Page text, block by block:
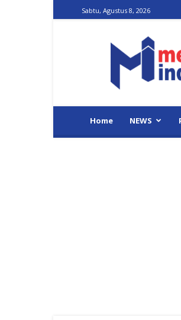
Sabtu, Agustus 8, 2026
Home NEWS